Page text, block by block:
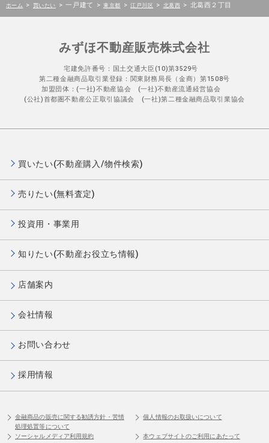
ホーム > 買いたい > 一戸建て > 東京都 > 江戸川区 > 北葛西 > 北葛西２丁目
みずほ不動産販売株式会社
宅建免許番号：国土交通大臣(10)第3529号
第二種金融商品取引業登録：関東財務局長（金商）第1508号
加盟団体：(一社)不動産協会 (一社)不動産流通経営協会
(公社)首都圏不動産公正取引協議会 (一社)第二種金融商品取引業協会
買いたい(不動産購入/物件検索)
売りたい(無料査定)
投資用・事業用
知りたい(不動産お役立ち情報)
店舗案内
会社情報
お問い合わせ
採用情報
金融商品の販売に関する勧誘方針・苦情
処理処置等について
個人情報のお取扱いについて
ソーシャルメディア利用規約 本ウェブサイトのご利用にあたって